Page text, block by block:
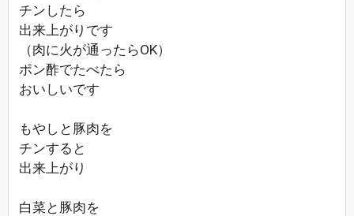
チンしたら
出来上がりです
（肉に火が通ったらOK）
ポン酢でたべたら
おいしいです
もやしと豚肉を
チンすると
出来上がり
白菜と豚肉を